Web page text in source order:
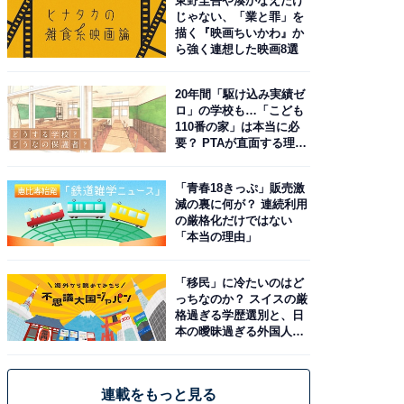
じゃない、「業と罪」を
描く『映画ちいかわ』か
ら強く連想した映画8選
20年間「駆け込み実績ゼ
ロ」の学校も…「こども
110番の家」は本当に必
要？ PTAが直面する理想
「青春18きっぷ」販売激
減の裏に何が？ 連続利用
の厳格化だけではない
「本当の理由」
「移民」に冷たいのはど
っちなのか？ スイスの厳
格過ぎる学歴選別と、日
本の曖昧過ぎる外国人政
連載をもっと見る